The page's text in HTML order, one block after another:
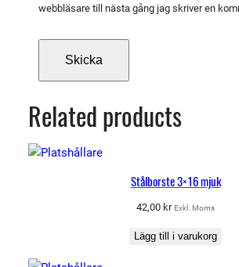
webbläsare till nästa gång jag skriver en
Related products
Stålborste 3×16 mjuk
42,00 kr Exkl. Moms
Lägg till i varukorg